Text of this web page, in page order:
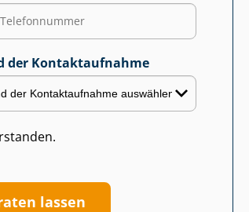
der Kontaktaufnahme
lassen